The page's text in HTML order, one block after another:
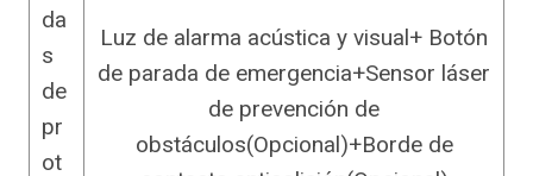
da
s
de
pr
ot
Luz de alarma acústica y visual+ Botón
de parada de emergencia+Sensor láser
de prevención de
obstáculos(Opcional)+Borde de